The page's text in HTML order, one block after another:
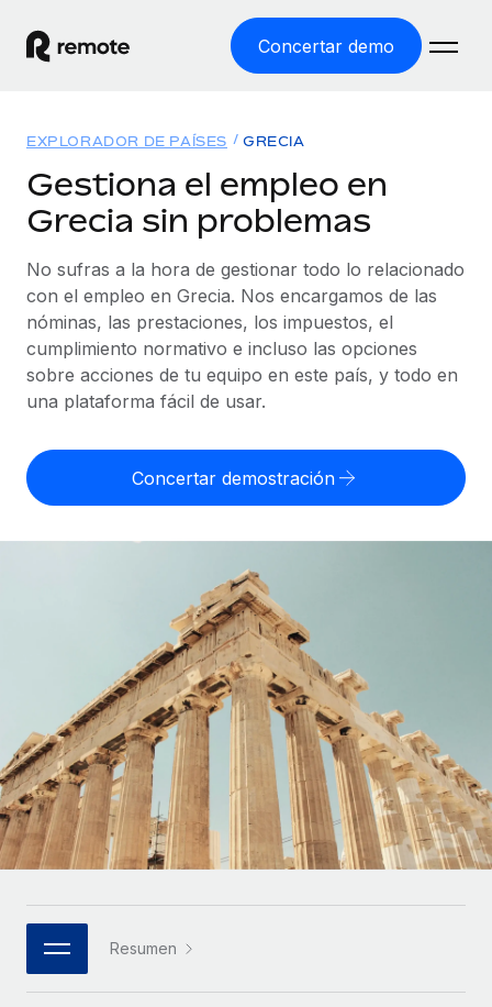
Concertar demo
EMPLEO GLOBAL
Nómina global
Gestiona las nóminas de forma sencilla y conforme a la
legalidad.
Employer of Record
Expándete en todo el mundo sin gastar en entidades.
cumpliendo la normativa.
Externaliza tareas laborales complejas.
INFRAESTRUCTURA
Conexión Remote
Integra los RR. HH. en tus flujos de trabajo sin
complicaciones.
Plataforma
Funciones esenciales de RR. HH. integradas para tu
Conectar
Conecta cualquier herramienta de IA con Remote
Soluciones
COBERTURA MUNDIAL
Explorador de países
Consulta el soporte del empleo global según el país.
Explorador estatal de EE. UU.
Simplifica la contratación en todos los estados de EE.
Comparador de Remote
Compáranos con otras empresas.
ETAPAS DE CRECIMIENTO
Soluciones ágiles de RR. HH. globales y nóminas para
empresas en crecimiento.
Mediana empresa
Amplía tu equipo con soluciones de RR. HH.
personalizadas.
Empresa
RR. HH. globales para grandes empresas.
ASOCIARSE
Socios tecnológicos estratégicos
Integra la gestión de los RR. HH. globales en tu
Recursos
HERRAMIENTAS Y CALCULADORAS
Calculadora del riesgo de clasificación errónea
Consulta el riesgo de clasificación errónea por país.
cualquier país.
autónomos globales.
APRENDIZAJE CON REMOTE
Guías y recursos
Casos prácticos
Glosario de RR. HH.
Listas de verificación y plantillas
Biblioteca de descripciones de puestos
Webinarios
Precios
English
Nederlands
Italiano
Português (Portugal)
日本語
한국어
中文（简体）
EXPLORADOR DE PAÍSES GRECIA
Gestiona el empleo en
Grecia sin problemas
No sufras a la hora de gestionar todo lo relacionado
con el empleo en Grecia. Nos encargamos de las
nóminas, las prestaciones, los impuestos, el
cumplimiento normativo e incluso las opciones
sobre acciones de tu equipo en este país, y todo en
una plataforma fácil de usar.
Concertar demostración
Resumen